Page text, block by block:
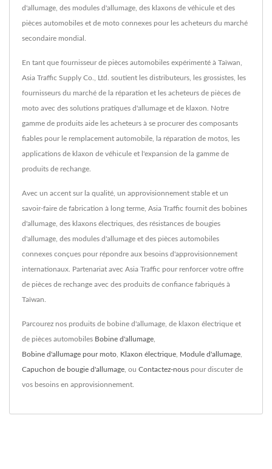
d'allumage, des modules d'allumage, des klaxons de véhicule et des
pièces automobiles et de moto connexes pour les acheteurs du marché
secondaire mondial.
En tant que fournisseur de pièces automobiles expérimenté à Taïwan,
Asia Traffic Supply Co., Ltd. soutient les distributeurs, les grossistes, les
fournisseurs du marché de la réparation et les acheteurs de pièces de
moto avec des solutions pratiques d'allumage et de klaxon. Notre
gamme de produits aide les acheteurs à se procurer des composants
fiables pour le remplacement automobile, la réparation de motos, les
applications de klaxon de véhicule et l'expansion de la gamme de
produits de rechange.
Avec un accent sur la qualité, un approvisionnement stable et un
savoir-faire de fabrication à long terme, Asia Traffic fournit des bobines
d'allumage, des klaxons électriques, des résistances de bougies
d'allumage, des modules d'allumage et des pièces automobiles
connexes conçues pour répondre aux besoins d'approvisionnement
internationaux. Partenariat avec Asia Traffic pour renforcer votre offre
de pièces de rechange avec des produits de confiance fabriqués à
Taïwan.
Parcourez nos produits de bobine d'allumage, de klaxon électrique et
de pièces automobiles Bobine d'allumage
Bobine d'allumage pour moto Klaxon électrique Module d'allumage
Capuchon de bougie d'allumage , ou Contactez-nous pour discuter de
vos besoins en approvisionnement.